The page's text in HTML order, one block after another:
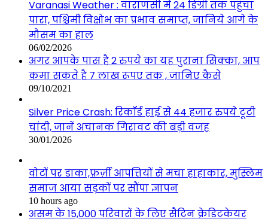
Varanasi Weather : वाराणसी में 24 डिग्री तक पहुंचा
पारा, पश्चिमी विक्षोभ का प्रभाव समाप्त, जानिये आगे के
मौसम का हाल
06/02/2026
अगर आपके पास है 2 रुपये का यह पुराना सिक्का, आप
कमा सकते है 7 लाख रूपए तक , जानिए कैसे
09/10/2021
Silver Price Crash: रिकॉर्ड हाई से 44 हजार रुपये टूटी
चांदी, जानें अचानक गिरावट की बड़ी वजह
30/01/2026
वोटों पर डाका,फ़र्ज़ी आपत्तियों से मचा हाहाकार, मुस्लिम
समाज आया सड़कों पर सौंपा ज्ञापन
10 hours ago
असम के 15,000 परिवारों के लिए सैटिन क्रेडिटकेयर